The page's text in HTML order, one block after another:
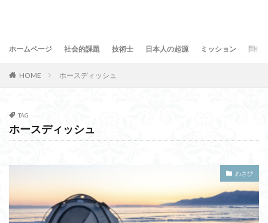
ホームページ 社会的課題 技術士 日本人の起源 ミッション 問合
HOME ホースディッシュ
TAG
ホースディッシュ
わさび